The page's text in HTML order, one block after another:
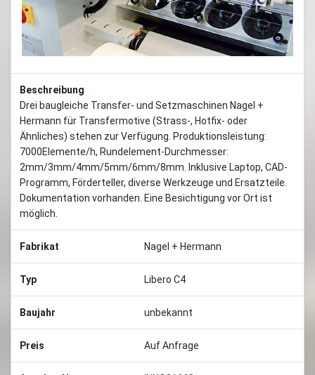
Beschreibung
Drei baugleiche Transfer- und Setzmaschinen Nagel +
Hermann für Transfermotive (Strass-, Hotfix- oder
Ähnliches) stehen zur Verfügung. Produktionsleistung:
7000Elemente/h, Rundelement-Durchmesser:
2mm/3mm/4mm/5mm/6mm/8mm. Inklusive Laptop, CAD-
Programm, Förderteller, diverse Werkzeuge und Ersatzteile.
Dokumentation vorhanden. Eine Besichtigung vor Ort ist
möglich.
Fabrikat Nagel + Hermann
Typ Libero C4
Baujahr unbekannt
Preis Auf Anfrage